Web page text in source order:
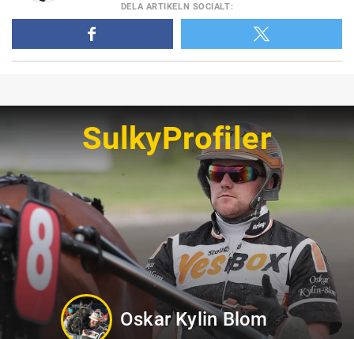
DELA ARTIKELN SOCIALT:
SulkyProfiler
Oskar Kylin Blom